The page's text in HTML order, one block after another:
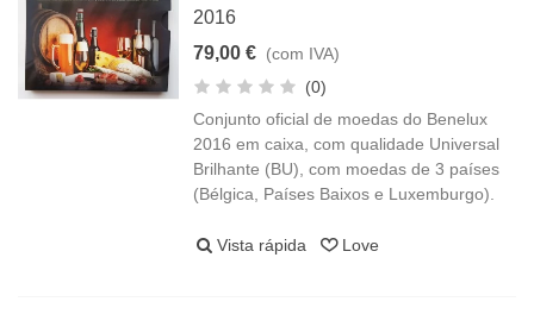
2016
79,00 € (com IVA)
(0)
Conjunto oficial de moedas do Benelux
2016 em caixa, com qualidade Universal
Brilhante (BU), com moedas de 3 países
(Bélgica, Países Baixos e Luxemburgo).
Vista rápida Love